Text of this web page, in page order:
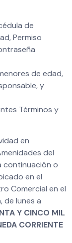
de
Permiso
de edad,
y
Términos y
en
del
continuación o
en el
Comercial en el
de lunes a
Y CINCO MIL
CORRIENTE